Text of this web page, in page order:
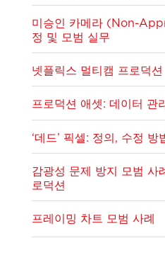
미승인 카메라 (Non-
정 및 모범 실무
넷플릭스 멀티캠 프로덕션
프로덕션 애셋: 데이터 관리
‘데드’ 픽셀: 정의, 수정 방
감광성 문제 방지 모범 사
로덕션
프레이밍 차트 모범 사례